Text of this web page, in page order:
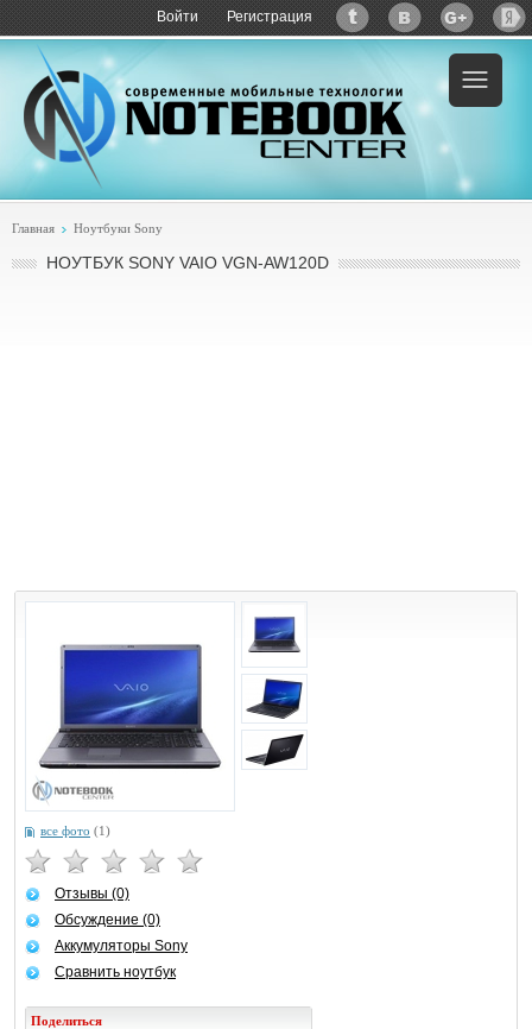
Войти Регистрация
Пример:купить Sony VAIO VGN-AW120D
Главная Ноутбуки Sony
НОУТБУК SONY VAIO VGN-AW120D
все фото (1)
Отзывы (0)
Обсуждение (0)
Аккумуляторы Sony
Сравнить ноутбук
Поделиться